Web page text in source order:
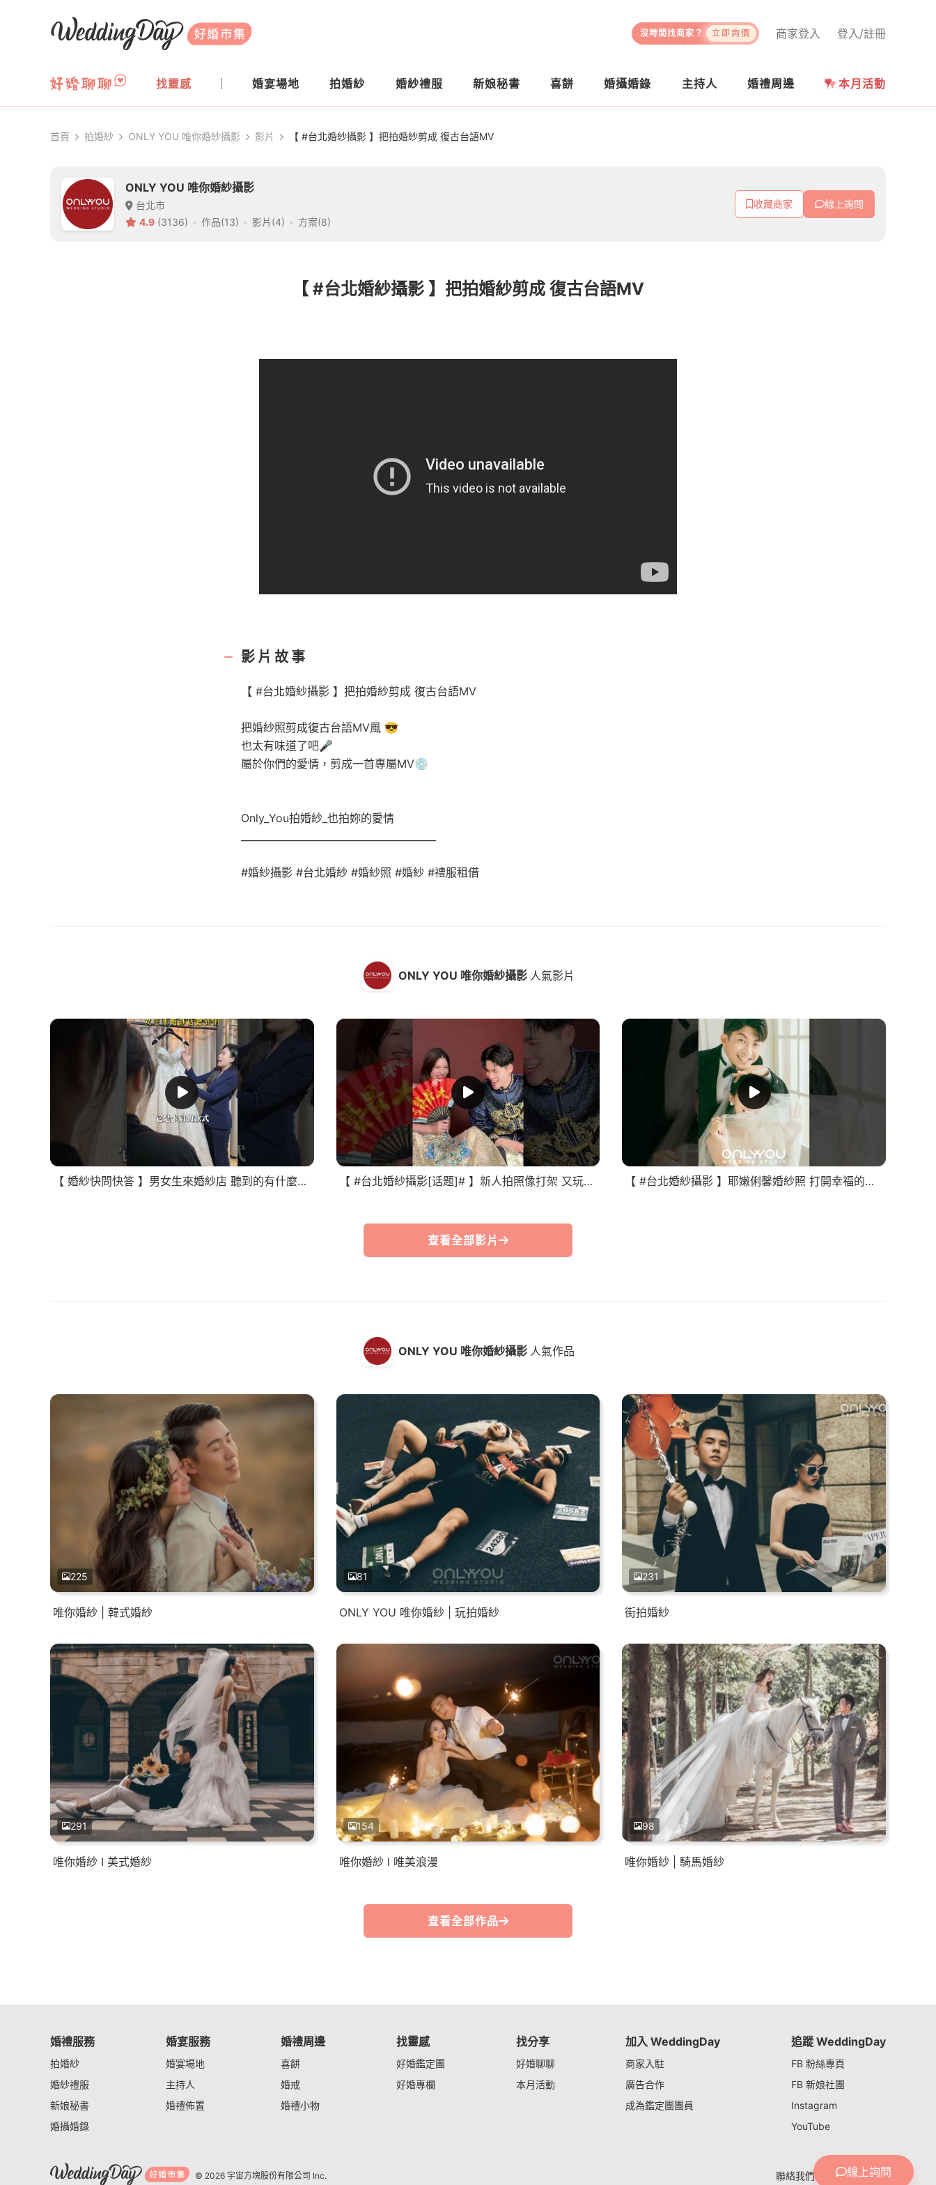
WeddingDay 好婚市集
登入/註冊
商家登入
沒時間找商家？ 立即詢價
找靈感 婚宴場地 拍婚紗 婚紗禮服 新娘秘書 喜餅 婚攝婚錄 主持人 婚禮周邊 本月活動
首頁 拍婚紗 ONLY YOU 唯你婚紗攝影 影片 【 #台北婚紗攝影 】把拍婚紗剪成 復古台語MV
ONLY YOU 唯你婚紗攝影
台北市
4.9 (3136) 作品(13) 影片(4) 方案(8)
收藏商家 線上詢問
【 #台北婚紗攝影 】把拍婚紗剪成 復古台語MV
影片故事
【 #台北婚紗攝影 】把拍婚紗剪成 復古台語MV
把婚紗照剪成復古台語MV風 😎
也太有味道了吧🎤
屬於你們的愛情，剪成一首專屬MV💿
Only_You拍婚紗_也拍妳的愛情
#婚紗攝影 #台北婚紗 #婚紗照 #婚紗 #禮服租借
ONLY YOU 唯你婚紗攝影 人氣作品
225
唯你婚紗 | 韓式婚紗
81
ONLY YOU 唯你婚紗 | 玩拍婚紗
231
街拍婚紗
291
唯你婚紗 I 美式婚紗
154
唯你婚紗 l 唯美浪漫
98
唯你婚紗 | 騎馬婚紗
查看全部作品
ONLY YOU 唯你婚紗攝影 人氣影片
【 婚紗快問快答 】男女生來婚紗店 聽到的有什麼不同 【 #台北婚紗攝影[话题]# 】新人拍照像打架 又玩又鬧超有趣 【 #台北婚紗攝影 】耶嫩俐馨婚紗照 打開幸福的起點
查看全部影片
線上詢問
婚禮服務
拍婚紗
婚紗禮服
新娘秘書
婚攝婚錄
婚宴服務
婚宴場地
主持人
婚禮佈置
婚禮周邊
喜餅
婚戒
婚禮小物
找靈感
好婚鑑定團
好婚專欄
找分享
好婚聊聊
本月活動
加入 WeddingDay
商家入駐
廣告合作
成為鑑定團團員
追蹤 WeddingDay
FB 粉絲專頁
FB 新娘社團
Instagram
YouTube
聯絡我們 隱私權政策
© 2026 宇宙方塊股份有限公司 Inc.